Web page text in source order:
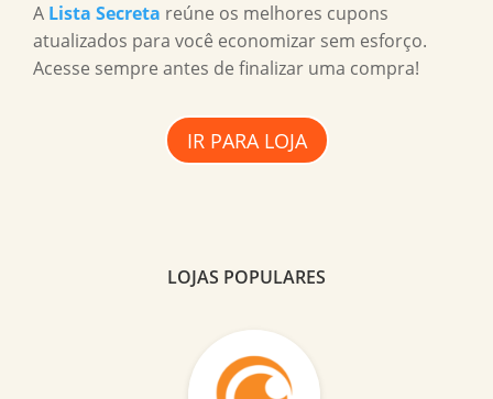
A Lista Secreta reúne os melhores cupons
atualizados para você economizar sem esforço.
Acesse sempre antes de finalizar uma compra!
IR PARA LOJA
LOJAS POPULARES